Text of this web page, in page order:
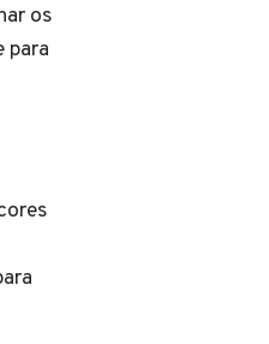
os
para